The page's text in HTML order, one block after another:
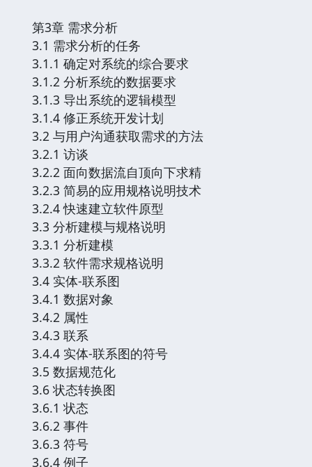
第3章 需求分析
3.1 需求分析的任务
3.1.1 确定对系统的综合要求
3.1.2 分析系统的数据要求
3.1.3 导出系统的逻辑模型
3.1.4 修正系统开发计划
3.2 与用户沟通获取需求的方法
3.2.1 访谈
3.2.2 面向数据流自顶向下求精
3.2.3 简易的应用规格说明技术
3.2.4 快速建立软件原型
3.3 分析建模与规格说明
3.3.1 分析建模
3.3.2 软件需求规格说明
3.4 实体-联系图
3.4.1 数据对象
3.4.2 属性
3.4.3 联系
3.4.4 实体-联系图的符号
3.5 数据规范化
3.6 状态转换图
3.6.1 状态
3.6.2 事件
3.6.3 符号
3.6.4 例子